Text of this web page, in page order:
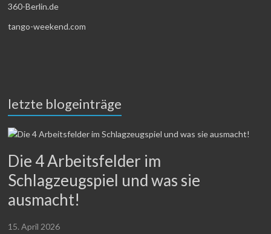
360-Berlin.de
tango-weekend.com
letzte blogeinträge
Die 4 Arbeitsfelder im
Schlagzeugspiel und was sie
ausmacht!
15. April 2026